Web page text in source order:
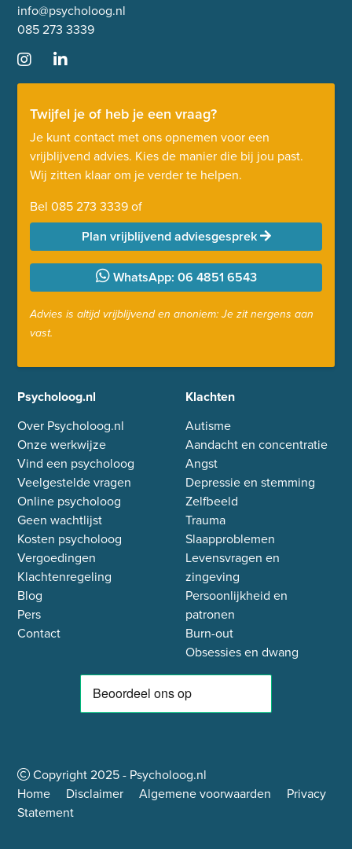
info@psycholoog.nl
085 273 3339
Twijfel je of heb je een vraag?
Je kunt contact met ons opnemen voor een
vrijblijvend advies. Kies de manier die bij jou past.
Wij zitten klaar om je verder te helpen.
Bel 085 273 3339of
Plan vrijblijvend adviesgesprek
WhatsApp: 06 4851 6543
Advies is altijd vrijblijvend en anoniem: Je zit nergens aan
vast.
Psycholoog.nl
Over Psycholoog.nl
Onze werkwijze
Vind een psycholoog
Veelgestelde vragen
Online psycholoog
Geen wachtlijst
Kosten psycholoog
Vergoedingen
Klachtenregeling
Blog
Pers
Contact
Klachten
Autisme
Aandacht en concentratie
Angst
Depressie en stemming
Zelfbeeld
Trauma
Slaapproblemen
Levensvragen en
zingeving
Persoonlijkheid en
patronen
Burn-out
Obsessies en dwang
Copyright2025- Psycholoog.nl
Home
Disclaimer Algemene voorwaarden
Privacy
Statement